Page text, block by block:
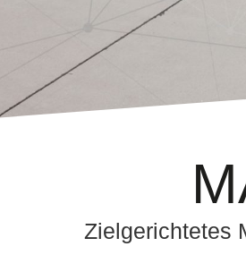
Zielgerichtetes